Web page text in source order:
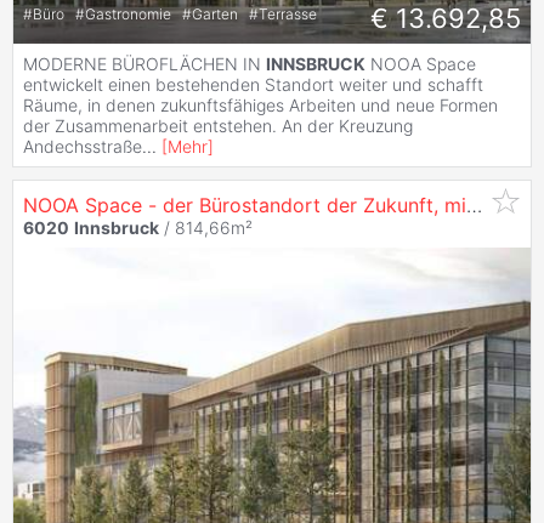
#Büro #Gastronomie #Garten #Terrasse € 13.692,85
MODERNE BÜROFLÄCHEN IN INNSBRUCK NOOA Space
entwickelt einen bestehenden Standort weiter und schafft
Räume, in denen zukunftsfähiges Arbeiten und neue Formen
der Zusammenarbeit entstehen. An der Kreuzung
Andechsstraße... [Mehr]
NOOA Space - der Bürostandort der Zukunft, mit 814 m² in
6020 Innsbruck / 814,66m²